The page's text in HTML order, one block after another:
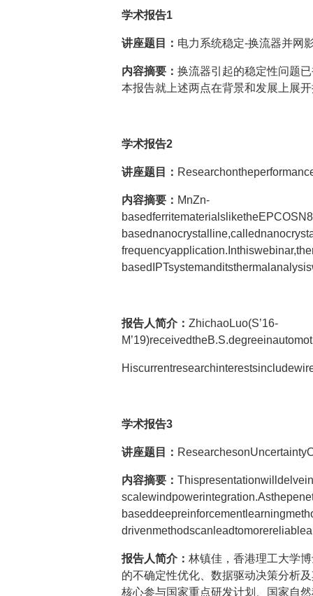
学术报告1
讲座题目： 电力系统稳定-换流器并网
内容摘要： 换流器引起的稳定性问题
本报告就上述两点在背景和发展上展
学术报告2
讲座题目：
内容摘要： MnZn-
报告人简介： ZhichaoLuo(S’16-
学术报告3
讲座题目：
内容摘要：
报告人简介： 林镇佳，香港理工大学
的不确定性优化、数据驱动决策分析
核心参与国家重点研发计划、国家自